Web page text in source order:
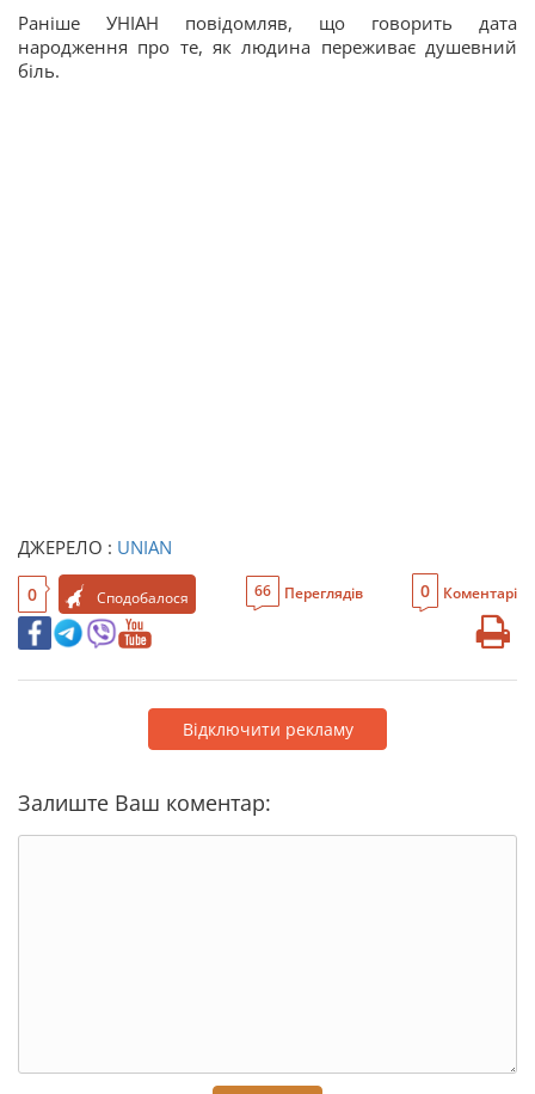
Раніше УНІАН повідомляв, що говорить дата
народження про те, як людина переживає душевний
біль.
ДЖЕРЕЛО : UNIAN
0 Сподобалося 66 Переглядів 0 Коментарі
Відключити рекламу
Залиште Ваш коментар: